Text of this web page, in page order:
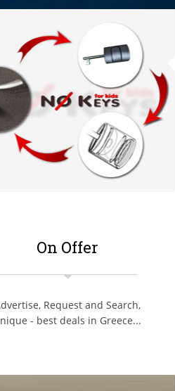
On Offer
Request and Search,
- best deals in Greece...